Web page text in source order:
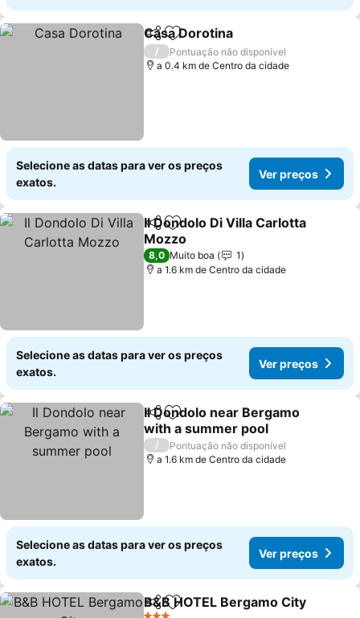
PartilharAdicionar aos favoritos
Casa Dorotina
/
Pontuação não disponível
a 0.4 km de Centro da cidade
Selecione as datas para ver os preços
exatos.
Ver preços
PartilharAdicionar aos favoritos
Il Dondolo Di Villa Carlotta
Mozzo
8,0 Muito boa
1
a 1.6 km de Centro da cidade
Selecione as datas para ver os preços
exatos.
Ver preços
PartilharAdicionar aos favoritos
Il Dondolo near Bergamo
with a summer pool
/
Pontuação não disponível
a 1.6 km de Centro da cidade
Selecione as datas para ver os preços
exatos.
Ver preços
PartilharAdicionar aos favoritos
B&B HOTEL Bergamo City